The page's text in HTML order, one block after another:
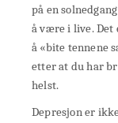
på en
å være i live. Det
å «bite tennene
etter at du har
helst.
Depresjon er